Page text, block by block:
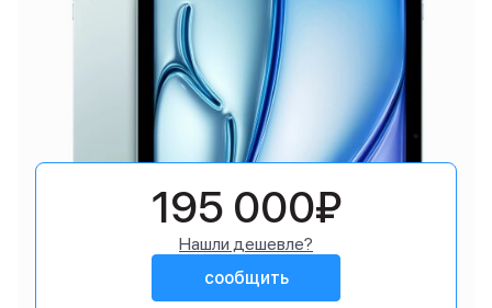
195 000₽
Нашли дешевле?
сообщить